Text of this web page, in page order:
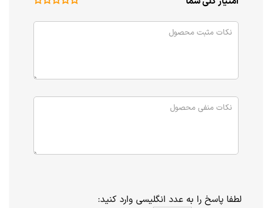
لطفا پاسخ را به عدد انگلیسی وارد کنید: